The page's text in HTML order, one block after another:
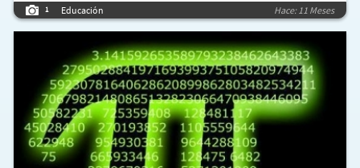
1 Educación Hace: 11 Meses